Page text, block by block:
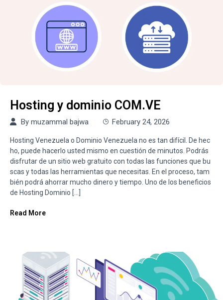
Hosting y dominio COM.VE
By muzammal bajwa February 24, 2026
Hosting Venezuela o Dominio Venezuela no es tan difícil. De hec
ho, puede hacerlo usted mismo en cuestión de minutos. Podrás
disfrutar de un sitio web gratuito con todas las funciones que bu
scas y todas las herramientas que necesitas. En el proceso, tam
bién podrá ahorrar mucho dinero y tiempo. Uno de los beneficios
de Hosting Dominio […]
Read More